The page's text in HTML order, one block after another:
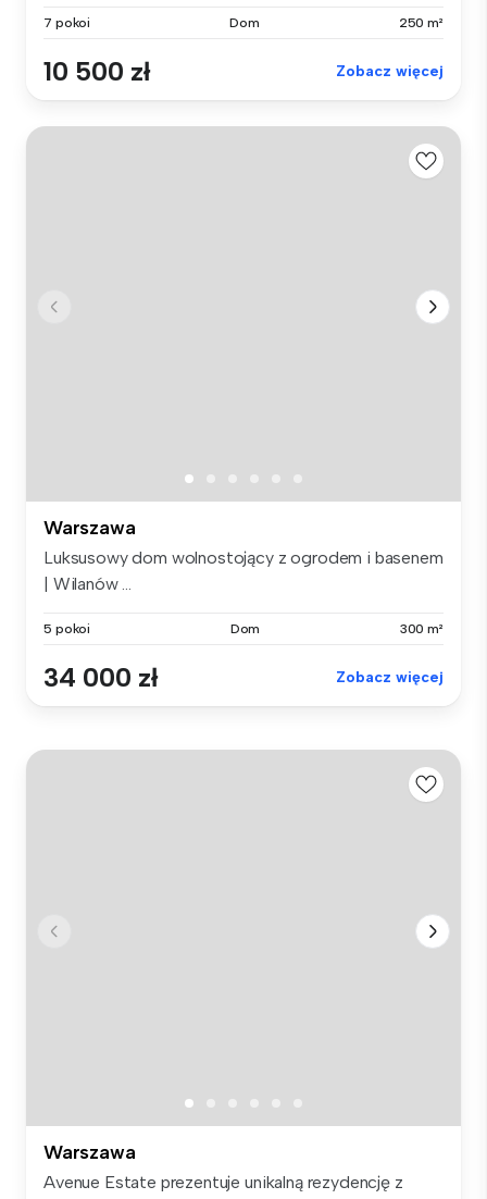
7 pokoi Dom 250 m²
10 500 zł Zobacz więcej
Warszawa
Luksusowy dom wolnostojący z ogrodem i basenem
| Wilanów ...
5 pokoi Dom 300 m²
34 000 zł Zobacz więcej
Warszawa
Avenue Estate prezentuje unikalną rezydencję z